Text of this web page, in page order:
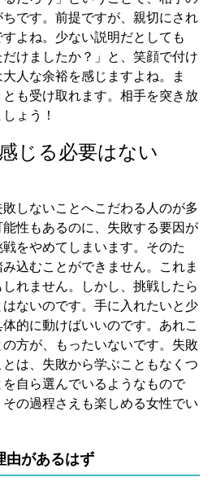
です。前提ですが、親切にされ
よね。少ない説明だとしても
だけましたか？」と、笑顔で付け
人な余裕を感じますよね。ま
も受け取れます。相手を突き放
ょう！
じる必要はない
しないことへこだわる人のが多
性もあるのに、失敗する要因が
をやめてしまいます。そのた
込むことができません。これま
れません。しかし、挑戦したら
ないのです。手に入れたいと少
的に動けばいいのです。あれこ
方が、もったいないです。失敗
は、失敗から学ぶこともなくつ
自ら選んでいるようなもので
の過程さえも楽しめる女性でい
由があるはず